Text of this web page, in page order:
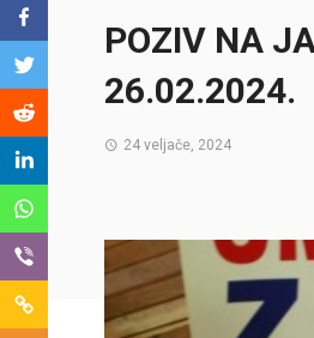
POZIV NA
26.02.2024.
24 veljače, 2024